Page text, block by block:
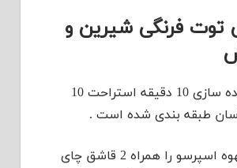
توت فرنگی شیرین و
تعداد 2 نفر آماده سازی 10 دقیقه استراحت 10
طبقه بندی شده است .
نصف پیمانه قهوه اسپرسو را همراه 2 قاشق چای